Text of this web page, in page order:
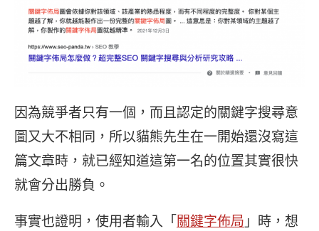
因為競爭者只有一個，而且認定的關鍵字搜尋意
圖又大不相同，所以貓熊先生在一開始還沒寫這
篇文章時，就已經知道這第一名的位置其實很快
就會分出勝負。
事實也證明，使用者輸入「關鍵字佈局 」時，想